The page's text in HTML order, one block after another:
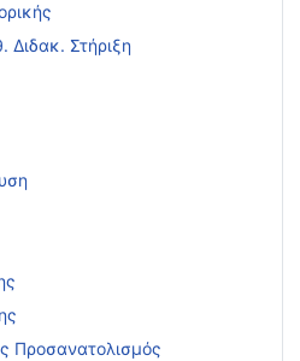
Διδακ. Στήριξη
Προσανατολισμός